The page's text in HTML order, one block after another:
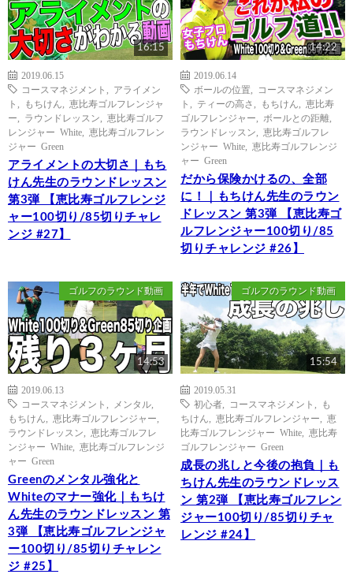
16:15
2019.06.15
コースマネジメント
アライメン
ト
もちけん
恵比寿ゴルフレンジャ
ー
ラウンドレッスン
恵比寿ゴルフ
レンジャー White
恵比寿ゴルフレン
ジャー Green
アライメントの大切さ｜もち
けん先生のラウンドレッスン
第3弾 【恵比寿ゴルフレンジ
ャー100切り/85切りチャレ
ンジ #27】
14:22
2019.06.14
ボールの位置
コースマネジメン
ト
ティーの高さ もちけん
恵比寿
ゴルフレンジャー
ボールとの距離
ラウンドレッスン
恵比寿ゴルフレ
ンジャー White
恵比寿ゴルフレンジ
ャー Green
だから保険かけるの、全部
に！｜もちけん先生のラウン
ドレッスン 第3弾 【恵比寿ゴ
ルフレンジャー100切り/85
切りチャレンジ #26】
ゴルフのラウンド動画
14:53
2019.06.13
コースマネジメント
メンタル
もちけん
恵比寿ゴルフレンジャー
ラウンドレッスン
恵比寿ゴルフレ
ンジャー White
恵比寿ゴルフレンジ
ャー Green
Greenのメンタル強化と
Whiteのマナー強化｜もちけ
ん先生のラウンドレッスン 第
3弾 【恵比寿ゴルフレンジャ
ー100切り/85切りチャレン
ジ #25】
ゴルフのラウンド動画
15:54
2019.05.31
初心者
コースマネジメント
も
ちけん
恵比寿ゴルフレンジャー
恵
比寿ゴルフレンジャー White
恵比寿
ゴルフレンジャー Green
成長の兆しと今後の抱負｜も
ちけん先生のラウンドレッス
ン 第2弾 【恵比寿ゴルフレン
ジャー100切り/85切りチャ
レンジ #24】